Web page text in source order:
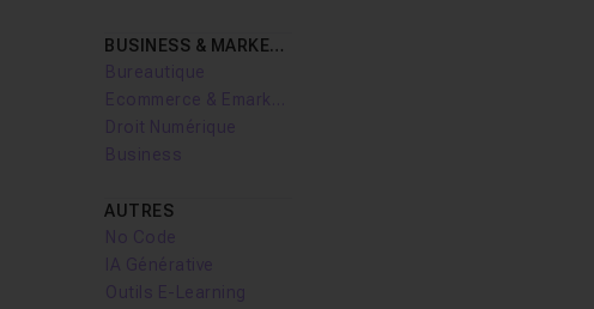
BUSINESS & MARKETING
Bureautique
Droit Numérique
Business
AUTRES
No Code
IA Générative
Outils E-Learning